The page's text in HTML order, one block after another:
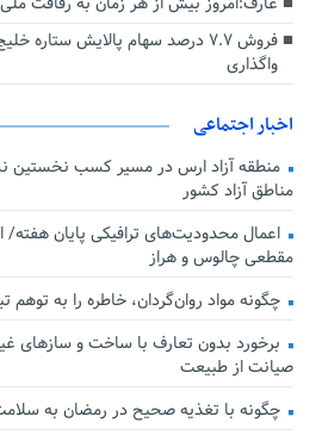
فروش ۷.۷ درصد سهام پالایش
واگذاری
اخبار اجتماعی
منطقه آزاد ارس در مسیر کسب نخستین
مناطق آزاد کشور
اعمال محدودیت‌های ترافیکی پایان هفته/
مقطعی چالوس و هراز
چگونه مواد روان‌گردان، خاطره را به توهم
برخورد بدون تعارف با ساخت‌ و سازهای
صیانت از طبیعت
چگونه با تغذیه صحیح در رمضان به